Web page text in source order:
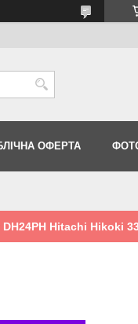
ОФЕРТА
Hitachi Hikoki